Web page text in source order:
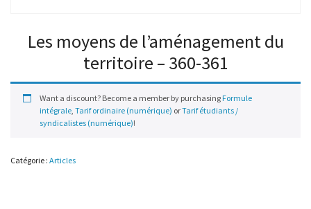
Les moyens de l’aménagement du
territoire – 360-361
Want a discount? Become a member by purchasing Formule
intégrale, Tarif ordinaire (numérique) orTarif étudiants /
syndicalistes (numérique)!
Catégorie : Articles